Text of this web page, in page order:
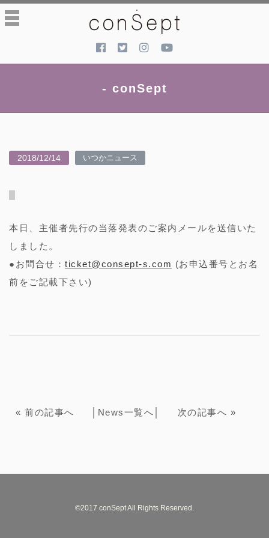
toggle
navigation
- conSept
2018/12/14 いつかニュース
本日、主催者先行の当落発表のご案内メールを送信いた
しました。
●お問合せ： ticket@consept-s.com (お申込番号とお名
前をご記載下さい)
« 前の記事へ News一覧へ 次の記事へ »
©2017 conSept All Rights Reserved.